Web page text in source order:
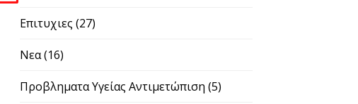
Επιτυχιες (27)
Νεα(16)
Προβληματα Υγείας Αντιμετώπιση (5)